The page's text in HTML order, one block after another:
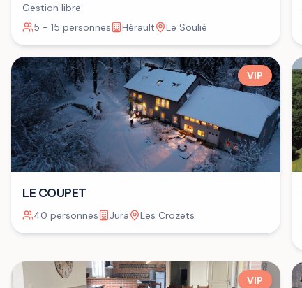
Gestion libre
5 - 15 personnes
Hérault Le Soulié
VIP
LE COUPET
40 personnes Jura Les Crozets
VIP